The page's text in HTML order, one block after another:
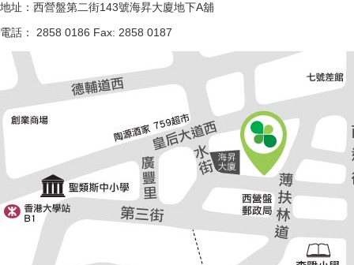
地址：西營盤第二街143號海昇大廈地下A舖
電話： 2858 0186 Fax: 2858 0187